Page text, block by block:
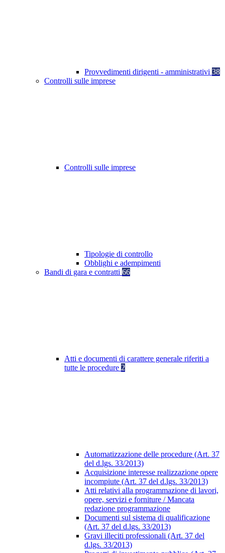
Provvedimenti dirigenti - amministrativi 38
Controlli sulle imprese
Controlli sulle imprese
Tipologie di controllo
Obblighi e adempimenti
Bandi di gara e contratti 66
Atti e documenti di carattere generale riferiti a
tutte le procedure 2
Automatizzazione delle procedure (Art. 37
del d.lgs. 33/2013)
Acquisizione interesse realizzazione opere
incompiute (Art. 37 del d.lgs. 33/2013)
Atti relativi alla programmazione di lavori,
opere, servizi e forniture / Mancata
redazione programmazione
Documenti sul sistema di qualificazione
(Art. 37 del d.lgs. 33/2013)
Gravi illeciti professionali (Art. 37 del
d.lgs. 33/2013)